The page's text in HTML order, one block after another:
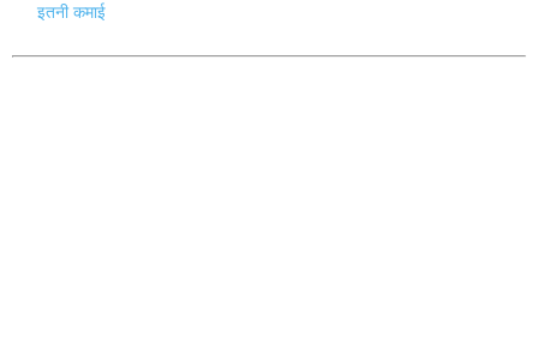
इतनी कमाई